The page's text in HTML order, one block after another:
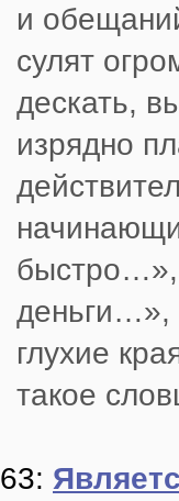
и
сулят
дескать,
изрядно
быстро…»,
деньги…»,
глухие
такое
63: